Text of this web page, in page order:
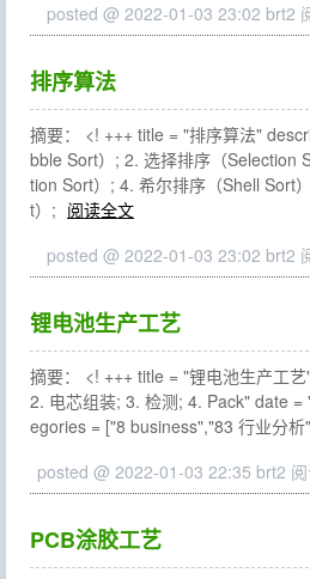
posted @ 2022-01-03 23:02 brt2
排序算法
摘要： <! +++ title = "排序算法"
bble Sort）; 2. 选择排序（Selection
tion Sort）; 4. 希尔排序（Shell Sort
t）; 阅读全文
posted @ 2022-01-03 23:02 brt2
锂电池生产工艺
摘要： <! +++ title = "锂电池生产工
2. 电芯组装; 3. 检测; 4. Pack" date
egories = ["8 business","83 行业分
posted @ 2022-01-03 22:35 brt2
PCB涂胶工艺